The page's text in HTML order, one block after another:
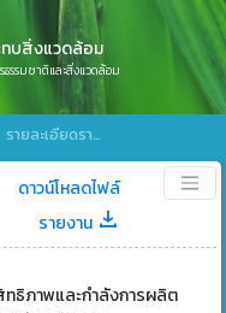
ทบสิ่งแวดล้อม
รรมชาติและสิ่งแวดล้อม
รายละเอียดรายงาน
ดาวน์โหลดไฟล์
รายงาน
ทธิภาพและกำลังการผลิต